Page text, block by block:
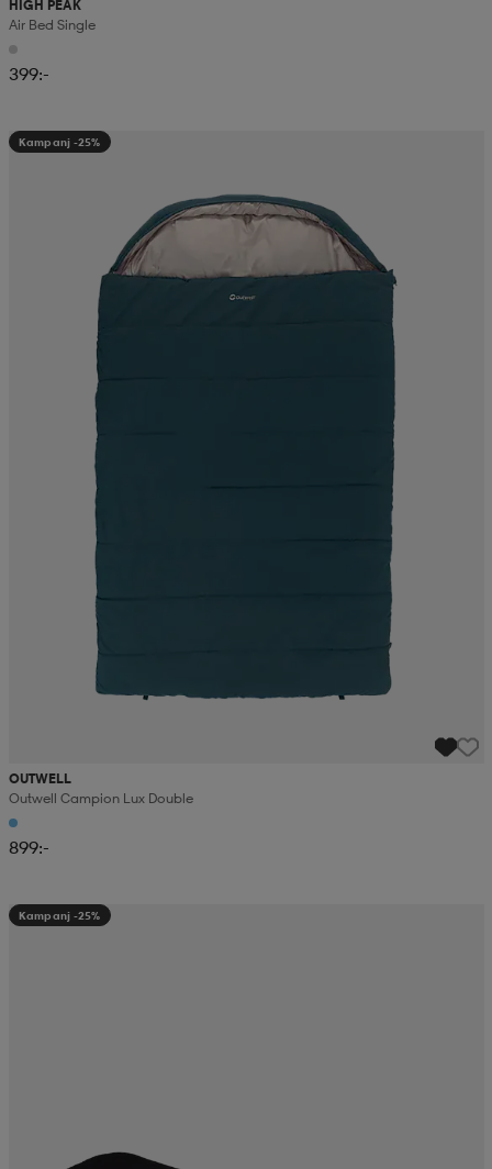
HIGH PEAK
Air Bed Single
399:-
Kampanj -25%
OUTWELL
Outwell Campion Lux Double
899:-
Kampanj -25%